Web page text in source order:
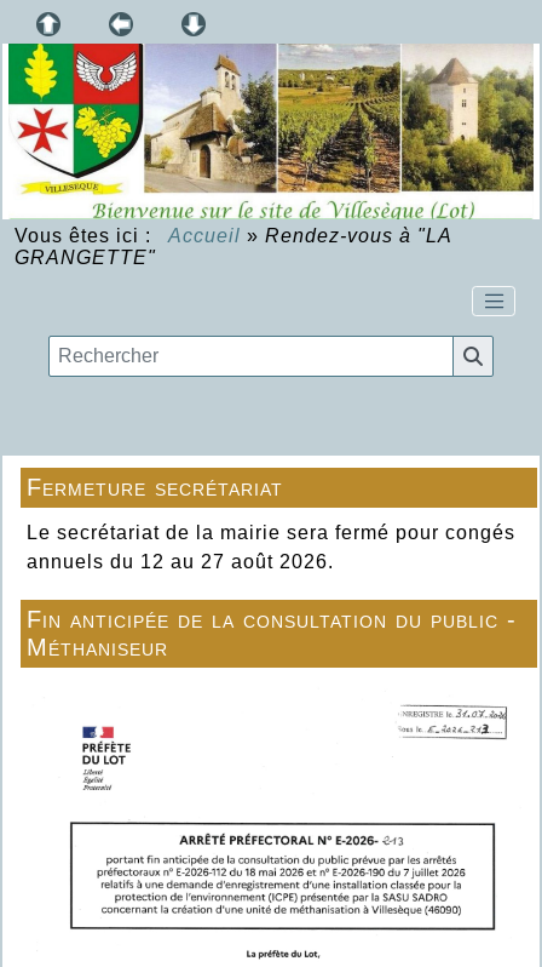
Vous êtes ici : Accueil » Rendez-vous à "LA
GRANGETTE"
Fermeture secrétariat
Le secrétariat de la mairie sera fermé pour congés
annuels du 12 au 27 août 2026.
Fin anticipée de la consultation du public -
Méthaniseur